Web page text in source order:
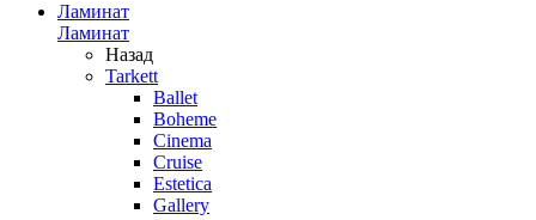
Ламинат
Ламинат
Назад
Tarkett
Ballet
Boheme
Cinema
Cruise
Estetica
Gallery